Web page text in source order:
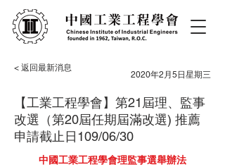
< 返回最新消息
2020年2月5日星期三
【工業工程學會】第21屆理、監事
改選（第20屆任期屆滿改選) 推薦
申請截止日109/06/30
中國工業工程學會理監事選舉辦法​